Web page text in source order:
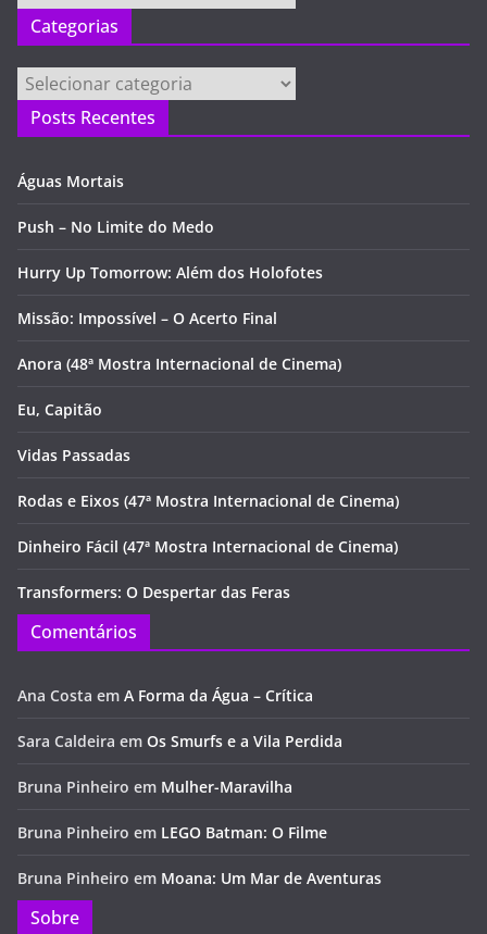
Categorias
Categorias
Posts Recentes
Águas Mortais
Push – No Limite do Medo
Hurry Up Tomorrow: Além dos Holofotes
Missão: Impossível – O Acerto Final
Anora (48ª Mostra Internacional de Cinema)
Eu, Capitão
Vidas Passadas
Rodas e Eixos (47ª Mostra Internacional de Cinema)
Dinheiro Fácil (47ª Mostra Internacional de Cinema)
Transformers: O Despertar das Feras
Comentários
Ana Costa em A Forma da Água – Crítica
Sara Caldeira em Os Smurfs e a Vila Perdida
Bruna Pinheiro em Mulher-Maravilha
Bruna Pinheiro em LEGO Batman: O Filme
Bruna Pinheiro em Moana: Um Mar de Aventuras
Sobre